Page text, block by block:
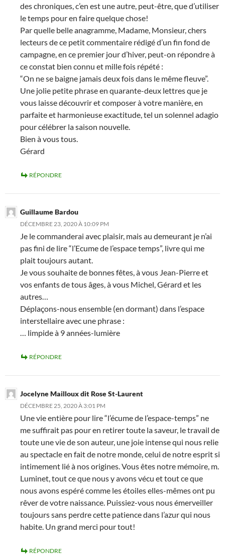
des chroniques, c’en est une autre, peut-être, que d’utiliser
le temps pour en faire quelque chose!
Par quelle belle anagramme, Madame, Monsieur, chers
lecteurs de ce petit commentaire rédigé d’un fin fond de
campagne, en ce premier jour d’hiver, peut-on répondre à
ce constat bien connu et mille fois répété :
“On ne se baigne jamais deux fois dans le même fleuve”.
Une jolie petite phrase en quarante-deux lettres que je
vous laisse découvrir et composer à votre manière, en
parfaite et harmonieuse exactitude, tel un solennel adagio
pour célébrer la saison nouvelle.
Bien à vous tous.
Gérard
RÉPONDRE
Guillaume Bardou
DÉCEMBRE 23, 2020 À 10:09 PM
Je le commanderai avec plaisir, mais au demeurant je n’ai
pas fini de lire “l’Ecume de l’espace temps”, livre qui me
plait toujours autant.
Je vous souhaite de bonnes fêtes, à vous Jean-Pierre et
vos enfants de tous âges, à vous Michel, Gérard et les
autres…
Déplaçons-nous ensemble (en dormant) dans l’espace
interstellaire avec une phrase :
… limpide à 9 années-lumière
RÉPONDRE
Jocelyne Mailloux dit Rose St-Laurent
DÉCEMBRE 25, 2020 À 3:01 PM
Une vie entière pour lire “l’écume de l’espace-temps” ne
me suffirait pas pour en retirer toute la saveur, le travail de
toute une vie de son auteur, une joie intense qui nous relie
au spectacle en fait de notre monde, celui de notre esprit si
intimement lié à nos origines. Vous êtes notre mémoire, m.
Luminet, tout ce que nous y avons vécu et tout ce que
nous avons espéré comme les étoiles elles-mêmes ont pu
rêver de votre naissance. Puissiez-vous nous émerveiller
toujours sans perdre cette patience dans l’azur qui nous
habite. Un grand merci pour tout!
RÉPONDRE